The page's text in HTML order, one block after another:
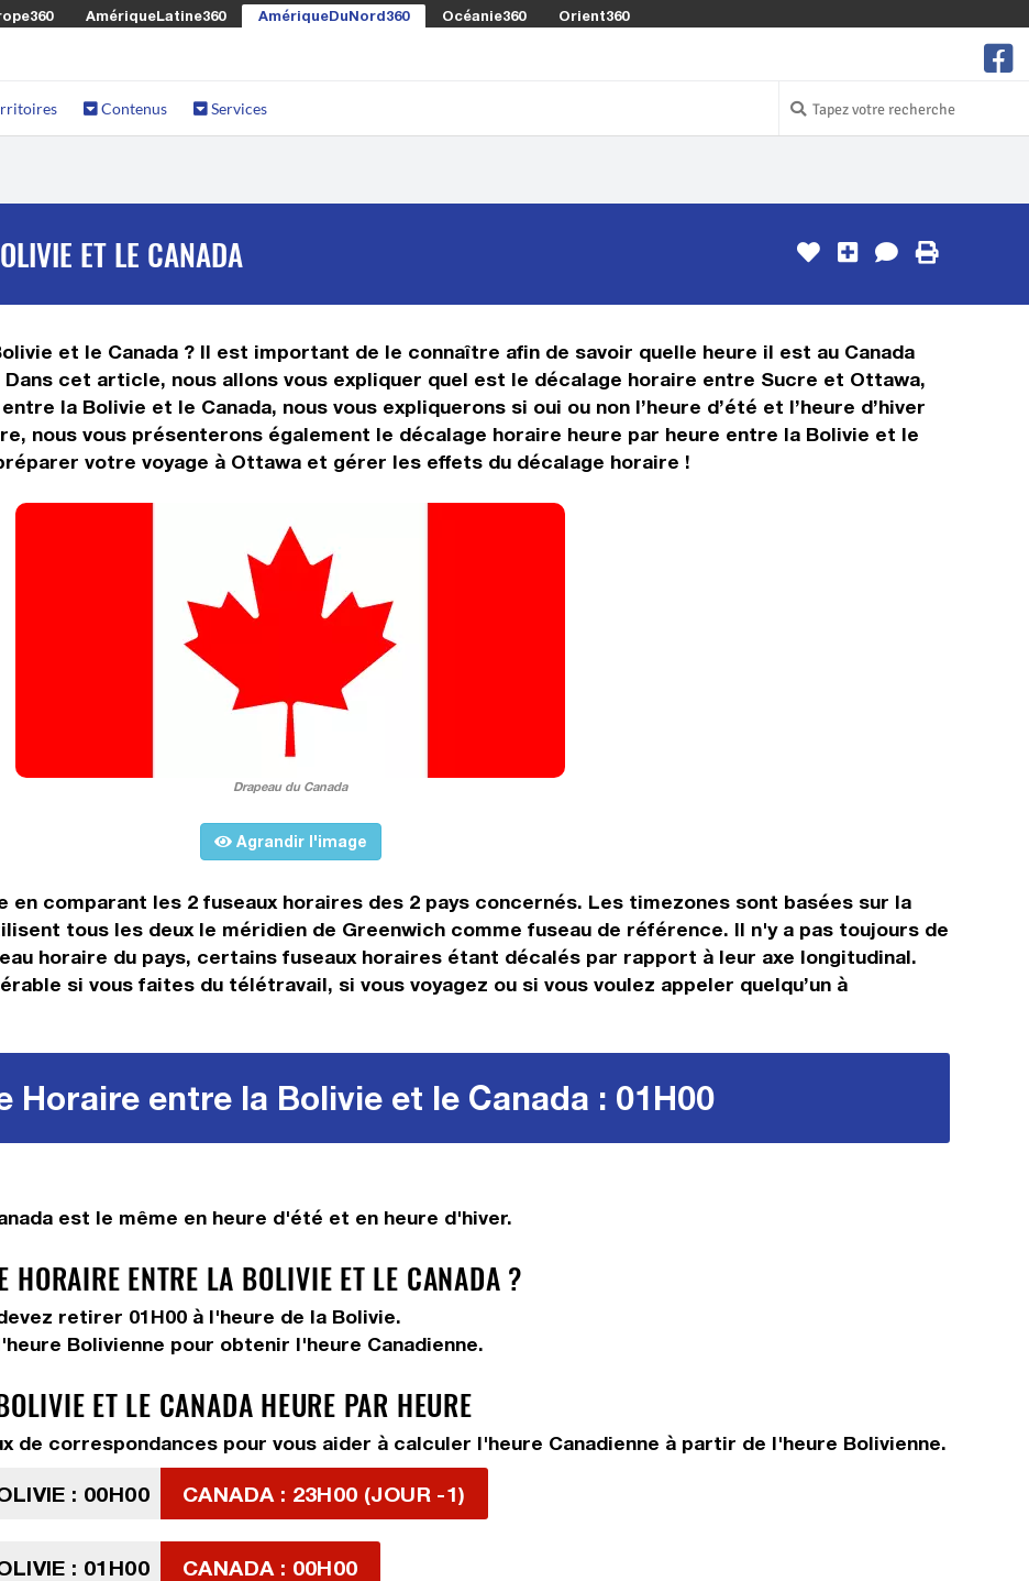
AmériqueLatine360 AmériqueDuNord360 Océanie360 Orient360
Contenus Services
ET LE CANADA
et le Canada ? Il est important de le connaître afin de savoir quelle heure il est au Canada
Dans cet article, nous allons vous expliquer quel est le décalage horaire entre Sucre et Ottawa,
la Bolivie et le Canada, nous vous expliquerons si oui ou non l’heure d’été et l’heure d’hiver
nous vous présenterons également le décalage horaire heure par heure entre la Bolivie et le
votre voyage à Ottawa et gérer les effets du décalage horaire !
Drapeau du Canada
Agrandir l'image
comparant les 2 fuseaux horaires des 2 pays concernés. Les timezones sont basées sur la
tous les deux le méridien de Greenwich comme fuseau de référence. Il n'y a pas toujours de
horaire du pays, certains fuseaux horaires étant décalés par rapport à leur axe longitudinal.
si vous faites du télétravail, si vous voyagez ou si vous voulez appeler quelqu’un à
Horaire entre la Bolivie et le Canada : 01H00
est le même en heure d'été et en heure d'hiver.
HORAIRE ENTRE LA BOLIVIE ET LE CANADA ?
retirer 01H00 à l'heure de la Bolivie.
Bolivienne pour obtenir l'heure Canadienne.
ET LE CANADA HEURE PAR HEURE
de correspondances pour vous aider à calculer l'heure Canadienne à partir de l'heure Bolivienne.
: 00H00 CANADA : 23H00 (JOUR -1)
: 01H00 CANADA : 00H00